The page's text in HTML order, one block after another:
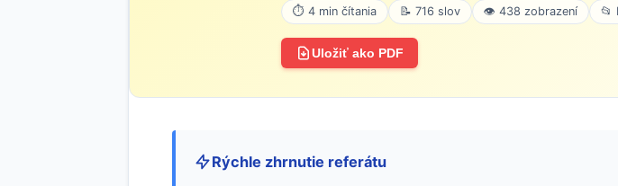
⏱ 4 min čítania 📝 716 slov 👁 438 zobrazení 📂
Uložiť ako PDF
Rýchle zhrnutie referátu